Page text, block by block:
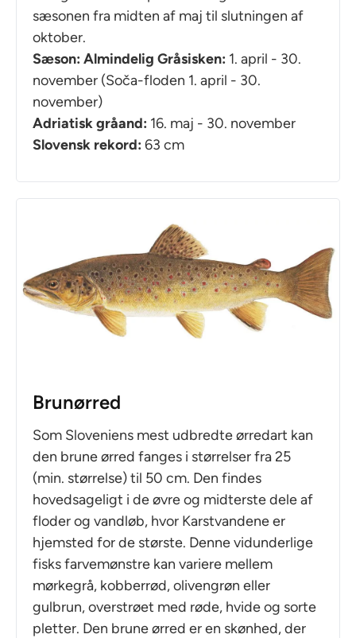
sæsonen fra midten af maj til slutningen af
oktober.
Sæson: Almindelig Gråsisken: 1. april - 30.
november (Soča-floden 1. april - 30.
november)
Adriatisk gråand: 16. maj - 30. november
Slovensk rekord: 63 cm
Brunørred
Som Sloveniens mest udbredte ørredart kan
den brune ørred fanges i størrelser fra 25
(min. størrelse) til 50 cm. Den findes
hovedsageligt i de øvre og midterste dele af
floder og vandløb, hvor Karstvandene er
hjemsted for de største. Denne vidunderlige
fisks farvemønstre kan variere mellem
mørkegrå, kobberrød, olivengrøn eller
gulbrun, overstrøet med røde, hvide og sorte
pletter. Den brune ørred er en skønhed, der